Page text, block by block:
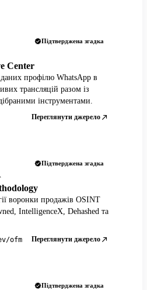
Підтверджена згадка
Center
профілю WhatsApp в
трансляцій разом із
інструментами.
Переглянути джерело
Підтверджена згадка
воронки продажів OSINT
IntelligenceX, Dehashed та
ofm Переглянути джерело
Підтверджена згадка